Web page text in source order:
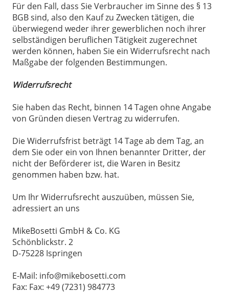
Für den Fall, dass Sie Verbraucher im Sinne des § 13
BGB sind, also den Kauf zu Zwecken tätigen, die
überwiegend weder ihrer gewerblichen noch ihrer
selbständigen beruflichen Tätigkeit zugerechnet
werden können, haben Sie ein Widerrufsrecht nach
Maßgabe der folgenden Bestimmungen.
Widerrufsrecht
Sie haben das Recht, binnen 14 Tagen ohne Angabe
von Gründen diesen Vertrag zu widerrufen.
Die Widerrufsfrist beträgt 14 Tage ab dem Tag, an
dem Sie oder ein von Ihnen benannter Dritter, der
nicht der Beförderer ist, die Waren in Besitz
genommen haben bzw. hat.
Um Ihr Widerrufsrecht auszuüben, müssen Sie,
adressiert an uns
MikeBosetti GmbH & Co. KG
Schönblickstr. 2
D-75228 Ispringen
E-Mail: info@mikebosetti.com
Fax: Fax: +49 (7231) 984773